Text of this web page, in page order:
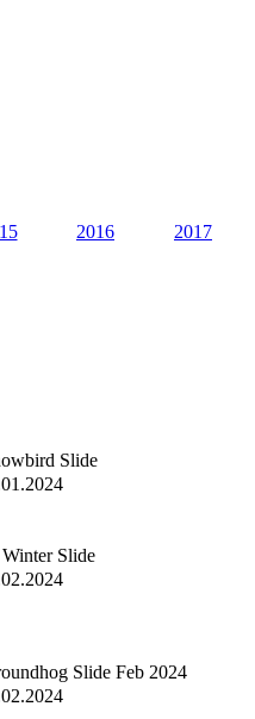
2016 2017
Slide
Slide
Slide Feb 2024